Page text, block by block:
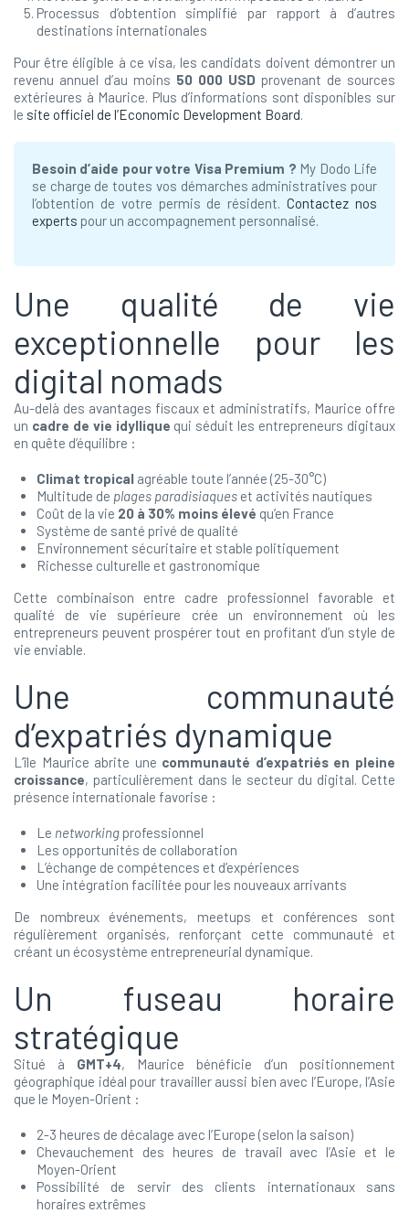
Processus d’obtention simplifié par rapport à d’autres
destinations internationales
Pour être éligible à ce visa, les candidats doivent démontrer un
revenu annuel d’au moins 50 000 USD provenant de sources
extérieures à Maurice. Plus d’informations sont disponibles sur
le site officiel de l’Economic Development Board.
Besoin d’aide pour votre Visa Premium ? My Dodo Life
se charge de toutes vos démarches administratives pour
l’obtention de votre permis de résident.Contactez nos
experts pour un accompagnement personnalisé.
Une qualité de vie
exceptionnelle pour les
digital nomads
Au-delà des avantages fiscaux et administratifs, Maurice offre
un cadre de vie idyllique qui séduit les entrepreneurs digitaux
en quête d’équilibre :
Climat tropical agréable toute l’année (25-30°C)
Multitude de plages paradisiaques et activités nautiques
Coût de la vie 20 à 30% moins élevé qu’en France
Système de santé privé de qualité
Environnement sécuritaire et stable politiquement
Richesse culturelle et gastronomique
Cette combinaison entre cadre professionnel favorable et
qualité de vie supérieure crée un environnement où les
entrepreneurs peuvent prospérer tout en profitant d’un style de
vie enviable.
Une communauté
d’expatriés dynamique
L’île Maurice abrite une communauté d’expatriés en pleine
croissance, particulièrement dans le secteur du digital. Cette
présence internationale favorise :
Le networking professionnel
Les opportunités de collaboration
L’échange de compétences et d’expériences
Une intégration facilitée pour les nouveaux arrivants
De nombreux événements, meetups et conférences sont
régulièrement organisés, renforçant cette communauté et
créant un écosystème entrepreneurial dynamique.
Un fuseau horaire
stratégique
Situé à GMT+4, Maurice bénéficie d’un positionnement
géographique idéal pour travailler aussi bien avec l’Europe, l’Asie
que le Moyen-Orient :
2-3 heures de décalage avec l’Europe (selon la saison)
Chevauchement des heures de travail avec l’Asie et le
Moyen-Orient
Possibilité de servir des clients internationaux sans
horaires extrêmes